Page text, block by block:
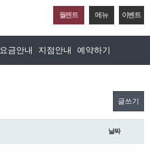
월렌트 메뉴 이벤트
요금안내 지점안내 예약하기
글쓰기
날짜